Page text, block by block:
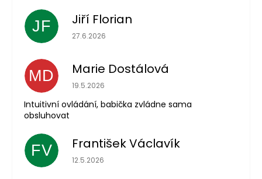
JF Jiří Florian
Hodnocení obchodu je 5 z 5 hvězdiček.
27.6.2026
MD Marie Dostálová
Hodnocení obchodu je 5 z 5 hvězdiček.
19.5.2026
Intuitivní ovládání, babička zvládne sama
obsluhovat
FV František Václavík
Hodnocení obchodu je 5 z 5 hvězdiček.
12.5.2026